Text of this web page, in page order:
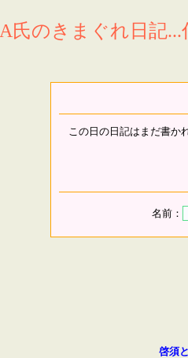
A氏のきまぐれ日記
この日の日記はまだ書か
名前：
啓須